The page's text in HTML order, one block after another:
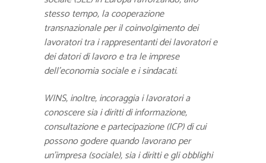
stesso tempo, la cooperazione
transnazionale per il coinvolgimento dei
lavoratori tra i rappresentanti dei lavoratori e
dei datori di lavoro e tra le imprese
dell’economia sociale e i sindacati.
WINS, inoltre, incoraggia i lavoratori a
conoscere sia i diritti di informazione,
consultazione e partecipazione (ICP) di cui
possono godere quando lavorano per
un’impresa (sociale), sia i diritti e gli obblighi